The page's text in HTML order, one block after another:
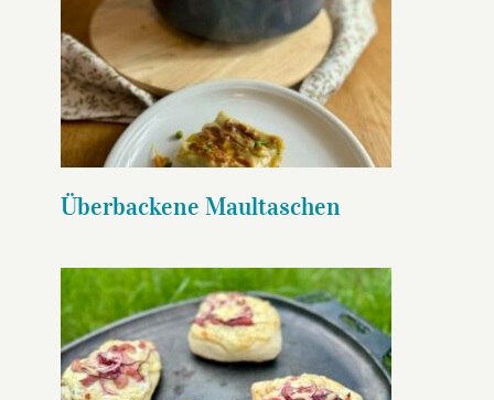
Überbackene Maultaschen
Überbackene Maultaschen